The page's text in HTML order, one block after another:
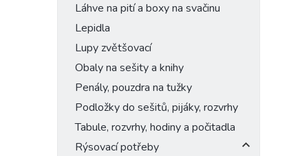
Láhve na pití a boxy na svačinu
Lepidla
Lupy zvětšovací
Obaly na sešity a knihy
Penály, pouzdra na tužky
Podložky do sešitů, pijáky, rozvrhy
Tabule, rozvrhy, hodiny a počitadla
Rýsovací potřeby